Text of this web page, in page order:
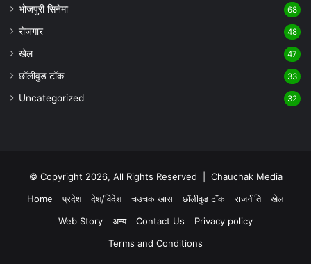
भोजपुरी सिनेमा 68
रोजगार 48
खेल 47
छॉलीवुड टॉक 33
Uncategorized 32
© Copyright 2026, All Rights Reserved | Chauchak Media
Home
प्रदेश देश/विदेश चउचक खास छॉलीवुड टॉक राजनीति
खेल
Web Story
अन्य Contact Us
Privacy policy
Terms and Conditions